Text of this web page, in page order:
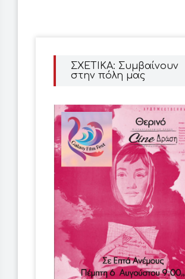
ΣΧΕΤΙΚΑ: Συμβαίνουν
στην πόλη μας